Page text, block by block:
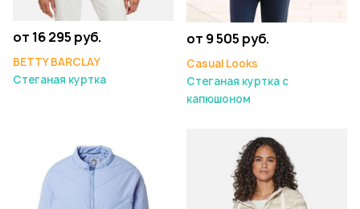
от 16 295 руб.
BETTY BARCLAY
Стеганая куртка
от 9 505 руб.
Casual Looks
Стеганая куртка с
капюшоном